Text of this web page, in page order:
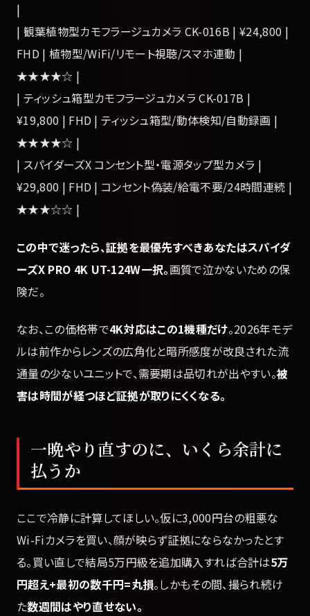
|
| 観葉植物型カモフラージュカメラ CK-016B | ¥24,800 |
FHD | 植物型/WiFi/リモート視聴/スマホ連動 |
★★★★☆ |
| ティッシュ箱型カモフラージュカメラ CK-017B |
¥19,800 | FHD | ティッシュ箱型/動体検知/自動録画 |
★★★★☆ |
| スパイダーズX コンセント型・電源タップ型カメラ |
¥29,800 | FHD | コンセント偽装/給電不要/24時間連続 |
★★★☆☆ |
この中で迷ったら、証拠を最優先すべきあなたはスパイダ
ーズX PRO 4K UT-124W一択。画質で泣かないための保
険だ。
なお、この価格帯で4K対応はこの1機種だけ。2026年モデ
ルは前作からレンズの広角化と暗所感度が改良された流
通量の少ないユニットで、需要期は品切れが出やすい。被
害は時間が経つほど証拠が取りにくくなる。
一晩やり直すのに、いくら余計に
払うか
ここで冷静に計算してほしい。仮に3,000円台の粗悪な
Wi-Fiカメラを買い、顔が映らず証拠にならなかったとす
る。買い直しで結局5万円級を追加購入すれば合計は5万
円超え+最初の数千円=丸損。しかもその間、撮られ続け
た数週間はやり直せない。